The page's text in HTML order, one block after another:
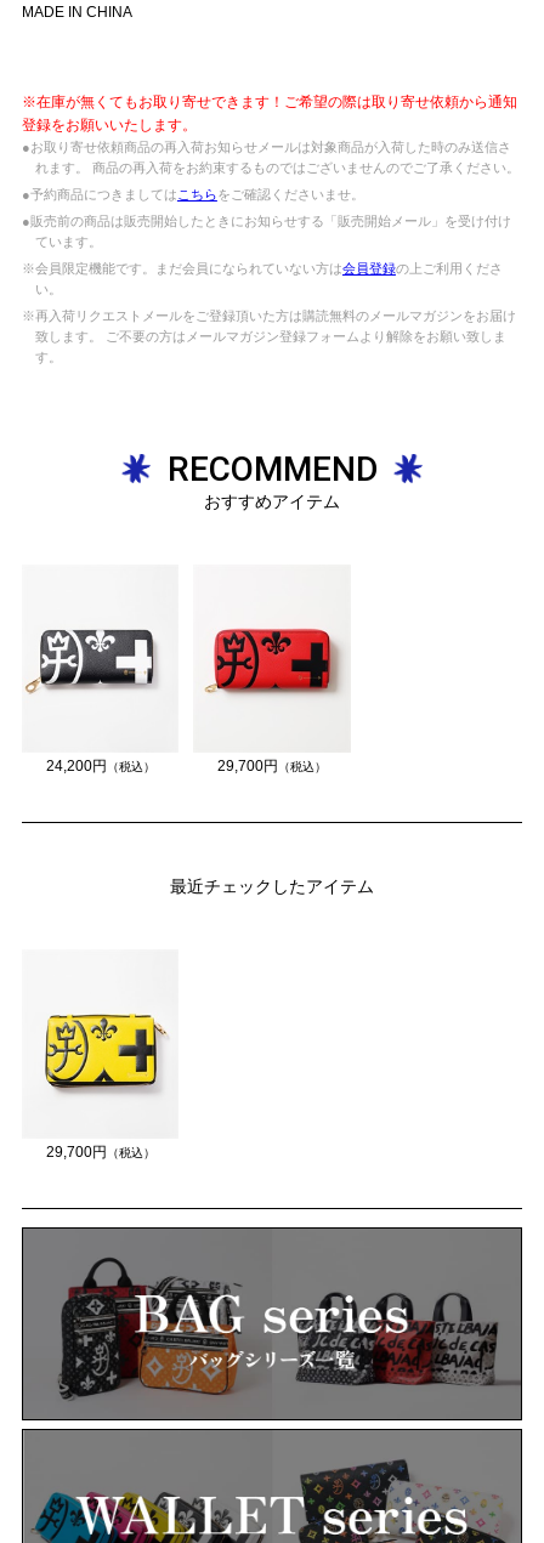
MADE IN CHINA
※在庫が無くてもお取り寄せできます！ご希望の際は取り寄せ依頼から通知
登録をお願いいたします。
●お取り寄せ依頼商品の再入荷お知らせメールは対象商品が入荷した時のみ送信さ
れます。 商品の再入荷をお約束するものではございませんのでご了承ください。
●予約商品につきましては こちらをご確認くださいませ。
●販売前の商品は販売開始したときにお知らせする「販売開始メール」を受け付け
ています。
※会員限定機能です。まだ会員になられていない方は会員登録の上ご利用くださ
い。
※再入荷リクエストメールをご登録頂いた方は購読無料のメールマガジンをお届け
致します。 ご不要の方はメールマガジン登録フォームより解除をお願い致しま
す。
RECOMMEND
おすすめアイテム
24,200円 （税込） 29,700円 （税込）
最近チェックしたアイテム
29,700円 （税込）